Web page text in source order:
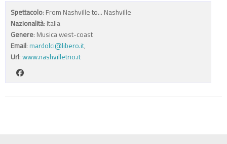
Spettacolo: From Nashville to... Nashville
Nazionalità: Italia
Genere: Musica west-coast
Email: mardolci@libero.it,
Url: www.nashvilletrio.it